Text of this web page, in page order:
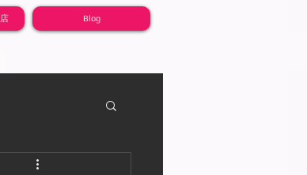
Blog